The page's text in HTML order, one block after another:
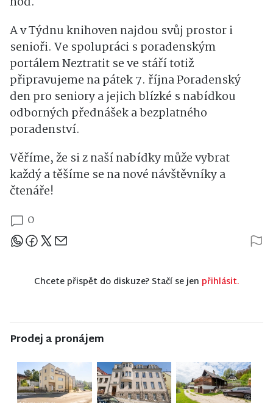
A v Týdnu knihoven najdou svůj prostor i
senioři. Ve spolupráci s poradenským
portálem Neztratit se ve stáří totiž
připravujeme na pátek 7. října Poradenský
den pro seniory a jejich blízké s nabídkou
odborných přednášek a bezplatného
poradenství.
Věříme, že si z naší nabídky může vybrat
každý a těšíme se na nové návštěvníky a
čtenáře!
0
Sdílejte článek
Chcete přispět do diskuze? Stačí se jen přihlásit.
Prodej a pronájem